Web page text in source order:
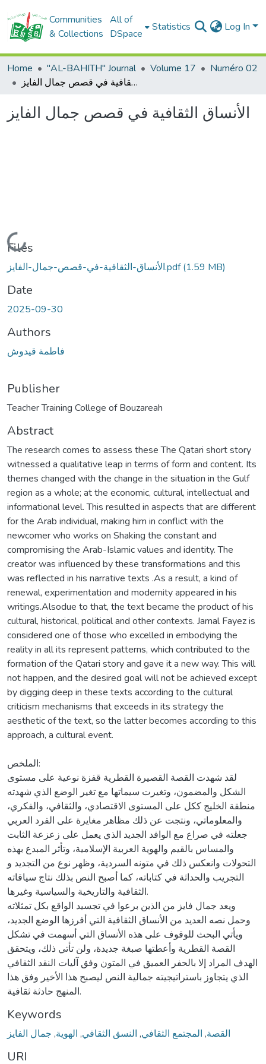
Communities
& Collections
All of
DSpace
Statistics Log In
Home "AL-BAHITH" Journal Volume 17
Numéro 02
الأنساق الثقافية في قصص جمال الفايز
الأنساق الثقافية في قصص جمال الفايز
Loading...
Files
الأنساق-الثقافية-في-قصص-جمال-الفايز.pdf(1.59 MB)
Date
2025-09-30
Authors
فاطمة قيدوش
Publisher
Teacher Training College of Bouzareah
Abstract
The research comes to assess these The Qatari short story
witnessed a qualitative leap in terms of form and content. Its
themes changed with the change in the situation in the Gulf
region as a whole; at the economic, cultural, intellectual and
informational level. This resulted in aspects that are different
for the Arab individual, making him in conflict with the
newcomer who works on Shaking the constant and
compromising the Arab-Islamic values and identity. The
creator was influenced by these transformations and this
was reflected in his narrative texts .As a result, a kind of
renewal, experimentation and modernity appeared in his
writings.Alsodue to that, the text became the product of his
cultural, historical, political and other contexts. Jamal Fayez is
considered one of those who excelled in embodying the
reality in all its represent patterns, which contributed to the
formation of the Qatari story and gave it a new way. This will
not happen, and the desired goal will not be achieved except
by digging deep in these texts according to the cultural
criticism mechanisms that exceeds in its strategy the
aesthetic of the text, so the latter becomes according to this
approach, a cultural event.
الملخص:
لقد شهدت القصة القصيرة القطرية قفزة نوعية على مستوى
الشكل والمضمون، وتغيرت سيماتها مع تغير الوضع الذي شهدته
منطقة الخليج ككل على المستوى الاقتصادي، والثقافي، والفكري،
والمعلوماتي، ونتجت عن ذلك مظاهر مغايرة على الفرد العربي
جعلته في صراع مع الوافد الجديد الذي يعمل على زعزعة الثابت
والمساس بالقيم والهوية العربية الإسلامية، وتأثر المبدع بهذه
التحولات وانعكس ذلك في متونه السردية، وظهر نوع من التجديد و
التجريب والحداثة في كتاباته، كما أصبح النص بذلك نتاج سياقاته
الثقافية والتاريخية والسياسية وغيرها.
ويعد جمال فايز من الذين برعوا في تجسيد الواقع بكل تمثلاته
وحمل نصه العديد من الأنساق الثقافية التي أفرزها الوضع الجديد،
ويأتي البحث للوقوف على هذه الأنساق التي أسهمت في تشكل
القصة القطرية وأعطتها صبغة جديدة، ولن تأتي ذلك، ويتحقق
الهدف المراد إلا بالحفر العميق في المتون وفق آليات النقد الثقافي
الذي يتجاوز باستراتيجيته جمالية النص ليصبح هذا الأخير وفق هذا
المنهج حادثة ثقافية.
Keywords
القصة, المجتمع الثقافي, النسق الثقافي, الهوية, جمال الفايز
URI